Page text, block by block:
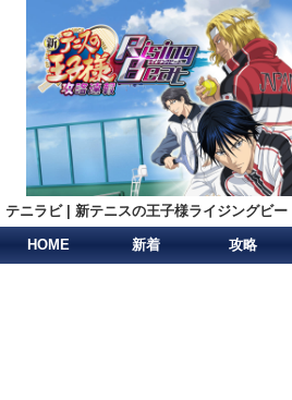
テニラビ | 新テニスの王子様ライジングビー
HOME 新着 攻略